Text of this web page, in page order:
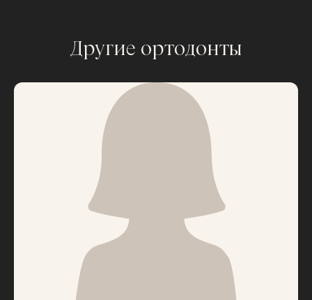
Другие ортодонты